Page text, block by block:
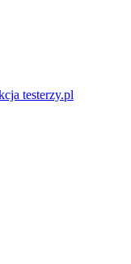
testerzy.pl